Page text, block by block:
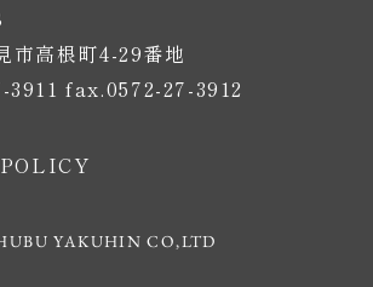
市高根町4-29番地
fax.0572-27-3912
YAKUHIN CO,LTD